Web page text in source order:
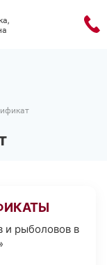
и рыболовов в